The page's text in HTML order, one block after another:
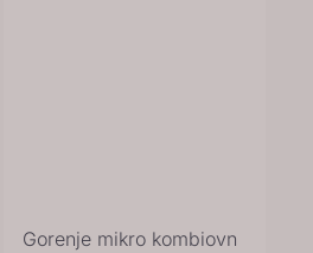
Gorenje mikro kombiovn